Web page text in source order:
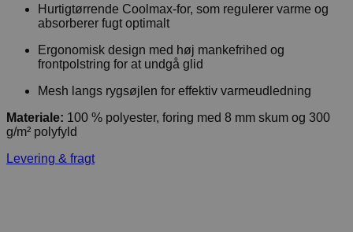
Hurtigtørrende Coolmax-for, som regulerer varme og
absorberer fugt optimalt
Ergonomisk design med høj mankefrihed og
frontpolstring for at undgå glid
Mesh langs rygsøjlen for effektiv varmeudledning
Materiale: 100 % polyester, foring med 8 mm skum og 300
g/m² polyfyld
Levering & fragt